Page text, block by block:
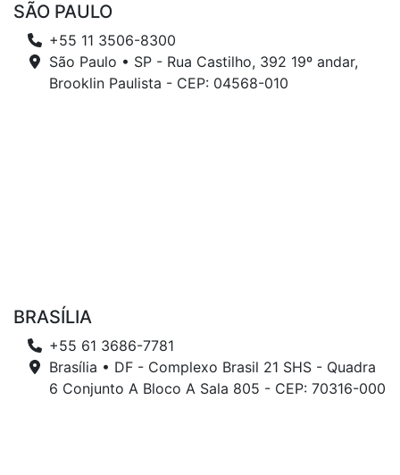
SÃO PAULO
+55 11 3506-8300
São Paulo • SP - Rua Castilho, 392 19º andar,
Brooklin Paulista - CEP: 04568-010
BRASÍLIA
+55 61 3686-7781
Brasília • DF - Complexo Brasil 21 SHS - Quadra
6 Conjunto A Bloco A Sala 805 - CEP: 70316-000